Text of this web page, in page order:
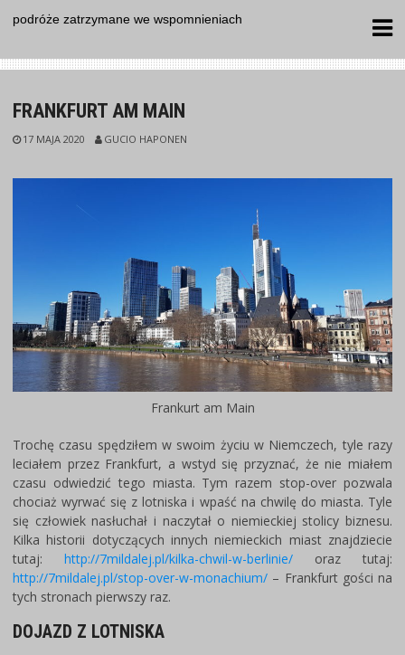
podróże zatrzymane we wspomnieniach
FRANKFURT AM MAIN
17 MAJA 2020 GUCIO HAPONEN
Frankurt am Main
Trochę czasu spędziłem w swoim życiu w Niemczech, tyle razy
leciałem przez Frankfurt, a wstyd się przyznać, że nie miałem
czasu odwiedzić tego miasta. Tym razem stop-over pozwala
chociaż wyrwać się z lotniska i wpaść na chwilę do miasta. Tyle
się człowiek nasłuchał i naczytał o niemieckiej stolicy biznesu.
Kilka historii dotyczących innych niemieckich miast znajdziecie
tutaj:http://7mildalej.pl/kilka-chwil-w-berlinie/ oraz tutaj:
http://7mildalej.pl/stop-over-w-monachium/ – Frankfurt gości na
tych stronach pierwszy raz.
DOJAZD Z LOTNISKA